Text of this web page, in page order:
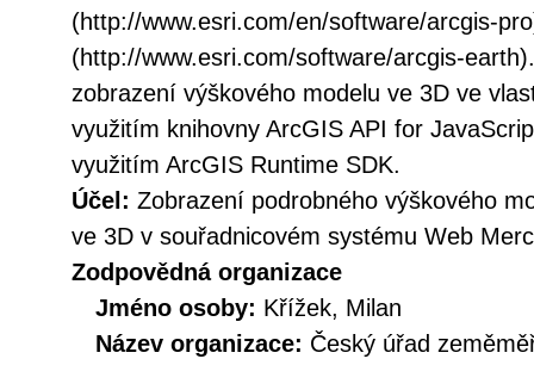
(http://www.esri.com/en/software/arcgis-
(http://www.esri.com/software/arcgis-
zobrazení výškového modelu ve 3D ve
využitím knihovny ArcGIS API for
využitím ArcGIS Runtime SDK.
Účel: Zobrazení podrobného výškového
ve 3D v souřadnicovém systému Web
Zodpovědná organizace
Jméno osoby: Křížek, Milan
Název organizace: Český úřad